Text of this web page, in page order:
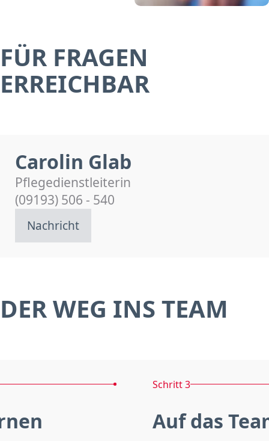
FÜR FRAGEN
ERREICHBAR
Carolin Glab
Pflegedienstleiterin
(09193) 506 - 540
Nachricht
DER WEG INS TEAM
Schritt 3
Auf das